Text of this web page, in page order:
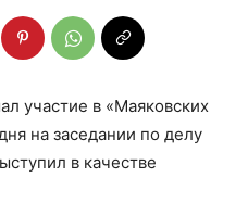
участие в «Маяковских
на заседании по делу
в качестве